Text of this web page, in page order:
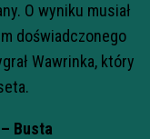
O wyniku musiał
doświadczonego
Wawrinka, który
Busta